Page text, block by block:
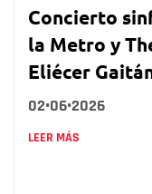
Concierto
la Metro y
Eliécer
02•06•2026
LEER MÁS